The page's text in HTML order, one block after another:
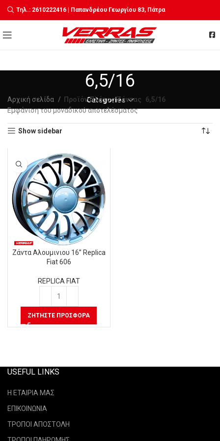
Τηλ.: 2610222416 | Παπανδρέου Γεωργίου 83, Πάτρα
6,5/16
Categories
Αρχική σελίδα Προϊόν Πλάτος Ζάντας
6,5/16
Εμφάνιση του μοναδικού αποτελέσματος
Show sidebar
Ζάντα Αλουμινιου 16” Replica
Fiat 606
REPLICA FIAT
ΖΗΤΉΣΤΕ ΠΡΟΣΦΟΡΆ
USEFUL LINKS
Η ΕΤΑΙΡΙΑ ΜΑΣ
ΕΠΙΚΟΙΝΩΝΙΑ
ΤΡΟΠΟΙ ΑΠΟΣΤΟΛΗ